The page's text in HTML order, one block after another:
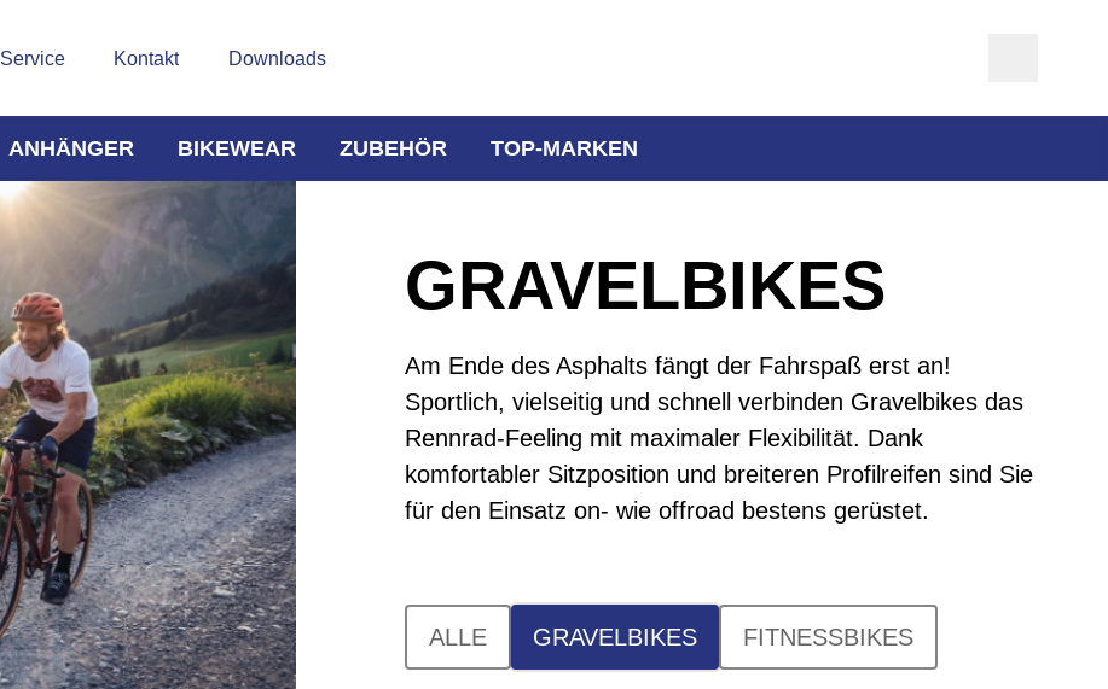
Service Kontakt Downloads
ANHÄNGER BIKEWEAR ZUBEHÖR TOP-MARKEN
GRAVELBIKES
Am Ende des Asphalts fängt der Fahrspaß erst an!
Sportlich, vielseitig und schnell verbinden Gravelbikes das
Rennrad-Feeling mit maximaler Flexibilität. Dank
komfortabler Sitzposition und breiteren Profilreifen sind Sie
für den Einsatz on- wie offroad bestens gerüstet.
ALLE GRAVELBIKES FITNESSBIKES